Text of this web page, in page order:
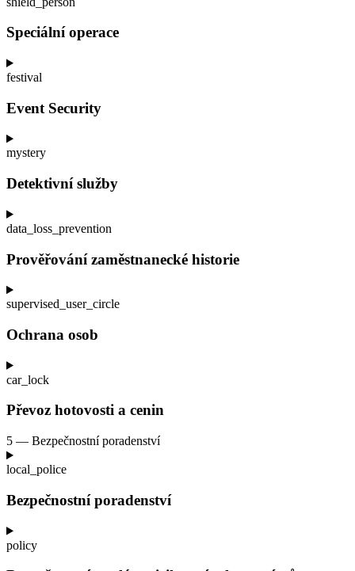
Speciální operace
festival
Event Security
mystery
Detektivní služby
data_loss_prevention
Prověřování zaměstnanecké historie
supervised_user_circle
Ochrana osob
car_lock
Převoz hotovosti a cenin
5 — Bezpečnostní poradenství
local_police
Bezpečnostní poradenství
policy